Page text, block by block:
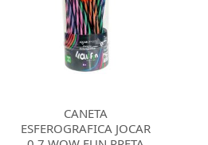
CANETA
ESFEROGRAFICA JOCAR